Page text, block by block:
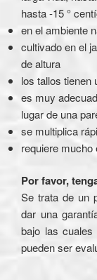
hasta -15 °
en el ambiente
cultivado en el
de altura
los tallos tienen
es muy
lugar de una
se multiplica
requiere
Por favor,
Se trata de un
dar una
bajo las
pueden ser